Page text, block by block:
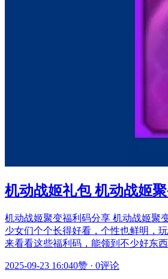
机动战姬礼包 机动战姬
机动战姬聚变福利码分享 机动战姬聚
少女们个个长得好看，个性也鲜明，
来看看这些福利码，能领到不少好东
2025-09-23 16:040赞 · 0评论